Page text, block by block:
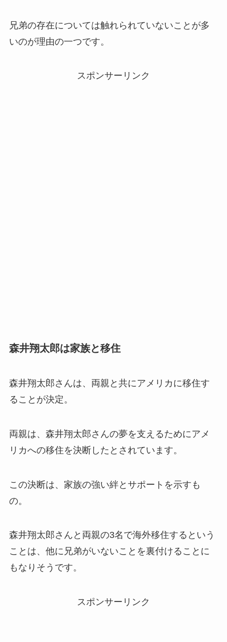
兄弟の存在については触れられていないことが多
いのが理由の一つです。
スポンサーリンク
森井翔太郎は家族と移住
森井翔太郎さんは、両親と共にアメリカに移住す
ることが決定。
両親は、森井翔太郎さんの夢を支えるためにアメ
リカへの移住を決断したとされています。
この決断は、家族の強い絆とサポートを示すも
の。
森井翔太郎さんと両親の3名で海外移住するという
ことは、他に兄弟がいないことを裏付けることに
もなりそうです。
スポンサーリンク